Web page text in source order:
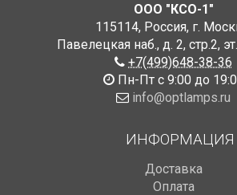
ООО "КСО-1"
115114, Россия, г.
Павелецкая наб., д. 2, стр.2,
+7(499)648-38-36
Пн-Пт с 9:00 до
info@optlamps.ru
ИНФОРМАЦИЯ
Доставка
Оплата